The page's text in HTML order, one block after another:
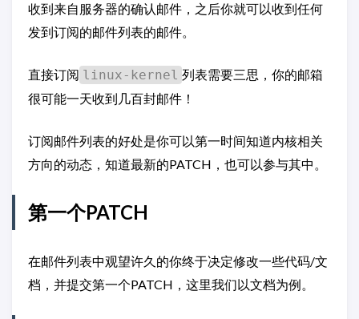
收到来自服务器的确认邮件，之后你就可以收到任何
发到订阅的邮件列表的邮件。
直接订阅 linux-kernel 列表需要三思，你的邮箱
很可能一天收到几百封邮件！
订阅邮件列表的好处是你可以第一时间知道内核相关
方向的动态，知道最新的PATCH，也可以参与其中。
第一个PATCH
在邮件列表中观望许久的你终于决定修改一些代码/文
档，并提交第一个PATCH，这里我们以文档为例。